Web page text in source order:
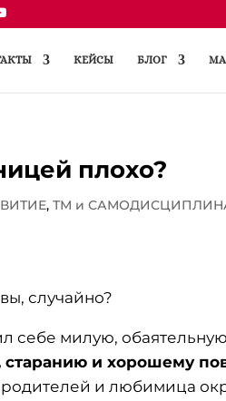
КЕЙСЫ БЛОГ
плохо?
,ТМ и
случайно?
себе милую,
старанию и хорошему
и любимица